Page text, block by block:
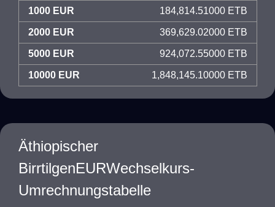
1000 EUR 184,814.51000 ETB
2000 EUR 369,629.02000 ETB
5000 EUR 924,072.55000 ETB
10000 EUR 1,848,145.10000 ETB
Äthiopischer
BirrtilgenEURWechselkurs-
Umrechnungstabelle